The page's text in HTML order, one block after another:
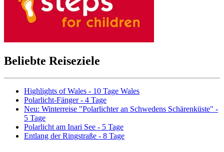
Beliebte Reiseziele
Highlights of Wales - 10 Tage Wales
Polarlicht-Fänger - 4 Tage
Neu: Winterreise "Polarlichter an Schwedens Schärenküste" -
5 Tage
Polarlicht am Inari See - 5 Tage
Entlang der Ringstraße - 8 Tage